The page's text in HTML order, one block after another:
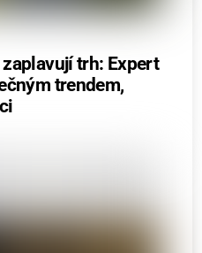
trh: Expert
trendem,